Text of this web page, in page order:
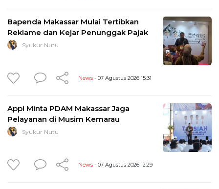
Bapenda Makassar Mulai Tertibkan
Reklame dan Kejar Penunggak Pajak
Syukur Nutu
News - 07 Agustus 2026 15:31
Appi Minta PDAM Makassar Jaga
Pelayanan di Musim Kemarau
Syukur Nutu
News - 07 Agustus 2026 12:29